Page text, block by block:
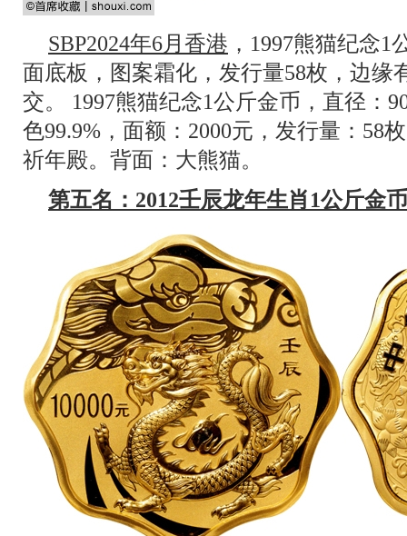
SBP2024年6月香港 ，1997熊猫纪念1
面底板，图案霜化，发行量58枚，边缘
交。 1997熊猫纪念1公斤金币，直径：
色99.9%，面额：2000元，发行量：58
祈年殿。背面：大熊猫。
第五名：2012壬辰龙年生肖1公斤金